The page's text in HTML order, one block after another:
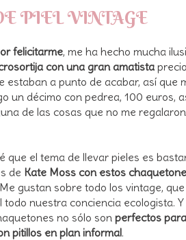
PIEL VINTAGE
felicitarme, me ha hecho mucha
con una gran amatista
estaban a punto de acabar, así que
un décimo con pedrea, 100 euros,
de las cosas que no me
que el tema de llevar pieles es
de Kate Moss con estos
gustan sobre todo los vintage,
nuestra conciencia ecologista. Y
no sólo son perfectos
pitillos en plan informal.